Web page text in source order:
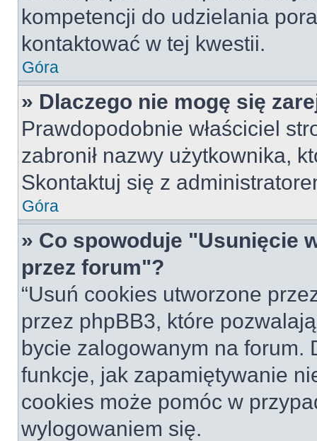
kompetencji do udzielania
kontaktować w tej kwestii.
Góra
» Dlaczego nie mogę się
Prawdopodobnie właściciel
zabronił nazwy użytkownika,
Skontaktuj się z
Góra
» Co spowoduje "Usunięcie
przez forum"?
“Usuń cookies utworzone
przez phpBB3, które
bycie zalogowanym na forum.
funkcje, jak zapamiętywanie
cookies może pomóc w
wylogowaniem się.